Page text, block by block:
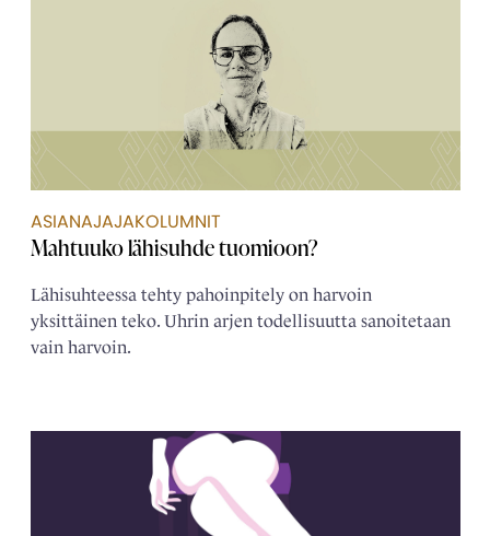
ASIANAJAJAKOLUMNIT
Mahtuuko lähisuhde tuomioon?
Lähisuhteessa tehty pahoinpitely on harvoin
yksittäinen teko. Uhrin arjen todellisuutta sanoitetaan
vain harvoin.